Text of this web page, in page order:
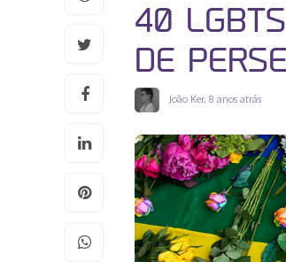
40
DE
João Ker, 8 anos atrás